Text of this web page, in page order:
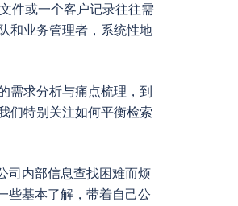
件或一个客户记录往往需
和业务管理者，系统性地
需求分析与痛点梳理，到
们特别关注如何平衡检索
司内部信息查找困难而烦
些基本了解，带着自己公